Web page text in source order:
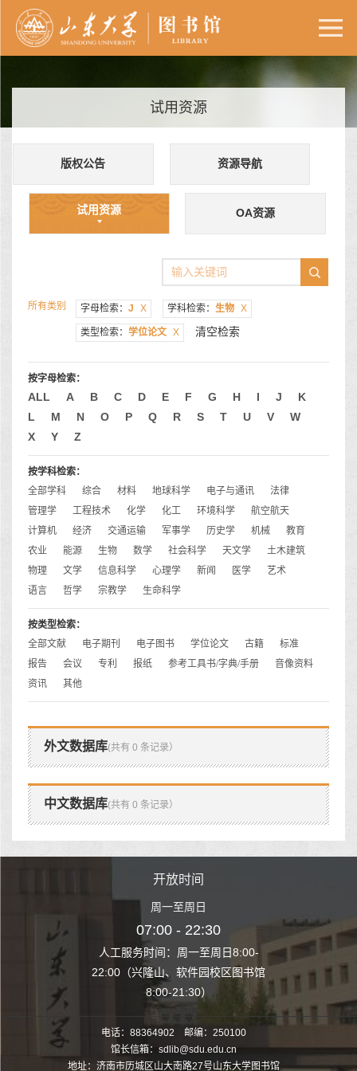
试用资源
版权公告 资源导航
试用资源 OA资源
所有类别 字母检索： J X 学科检索： 生物 X
类型检索： 学位论文 X 清空检索
按字母检索：
ALL A B C D E F G H I J
K
L
M N O P Q R S T U V
W
X
Y Z
按学科检索：
全部学科
综合 材料 地球科学 电子与通讯
法律
管理学
工程技术 化学 化工 环境科学
航空航天
计算机
经济 交通运输 军事学 历史学 机械
教育
农业
能源 生物 数学 社会科学 天文学
土木建筑
物理
文学 信息科学 心理学 新闻 医学
艺术
语言
哲学 宗教学 生命科学
按类型检索：
全部文献
电子期刊 电子图书 学位论文 古籍
标准
报告
会议 专利 报纸 参考工具书/字典/手册
音像资料
资讯
其他
外文数据库(共有 0 条记录）
中文数据库(共有 0 条记录）
至周日8:00-
园校区图书馆
开放时间
周一至周日
07:00 - 22:30
人工服务时间：周一至周日8:00-
22:00（兴隆山、软件园校区图书馆
8:00-21:30）
人工服务时间
22:00（兴隆山
电话：88364902 邮编：250100
馆长信箱：sdlib@sdu.edu.cn
地址：济南市历城区山大南路27号山东大学图书馆